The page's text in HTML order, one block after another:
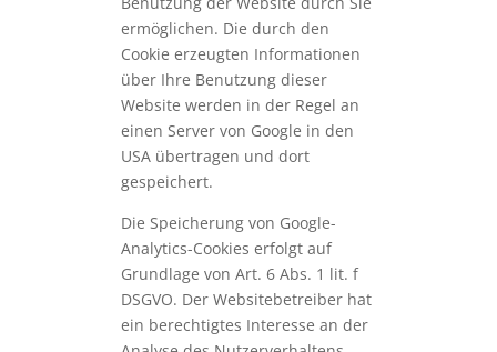
ermöglichen. Die durch den
Cookie erzeugten Informationen
über Ihre Benutzung dieser
Website werden in der Regel an
einen Server von Google in den
USA übertragen und dort
gespeichert.
Die Speicherung von Google-
Analytics-Cookies erfolgt auf
Grundlage von Art. 6 Abs. 1 lit. f
DSGVO. Der Websitebetreiber hat
ein berechtigtes Interesse an der